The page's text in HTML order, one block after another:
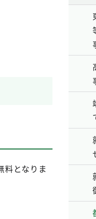
料となりま